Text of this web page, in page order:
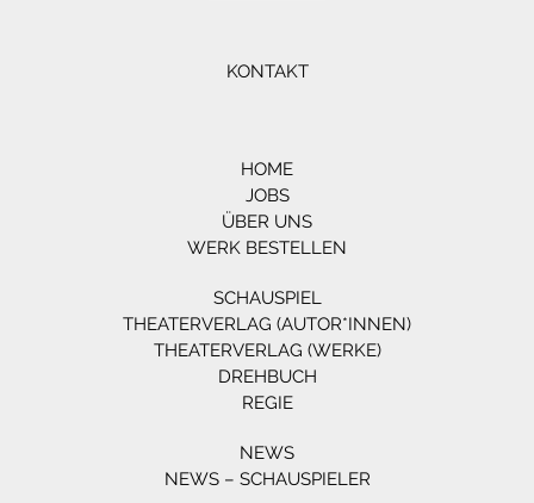
KONTAKT
HOME
JOBS
ÜBER UNS
WERK BESTELLEN
SCHAUSPIEL
THEATERVERLAG (AUTOR*INNEN)
THEATERVERLAG (WERKE)
DREHBUCH
REGIE
NEWS
NEWS – SCHAUSPIELER